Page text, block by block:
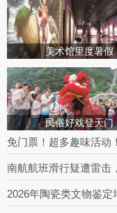
美术馆里度暑假
民俗好戏登天门
免门票！超多趣味活动
2026年陶瓷类文物鉴定